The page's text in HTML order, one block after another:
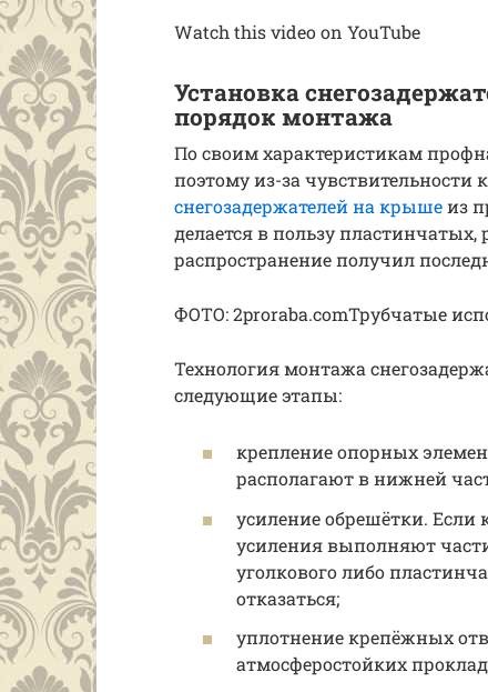
Watch this video on YouTube
Установка
порядок монтажа
По своим характеристикам
поэтому из-за
снегозадержателей на крышеиз
делается в пользу
распространение получил
ФОТО: 2proraba.comТрубчатые
Технология монтажа
следующие этапы:
крепление опорных
располагают в нижней
усиление обрешётки.
усиления выполняют
уголкового либо
отказаться;
уплотнение крепёжных
атмосферостойких